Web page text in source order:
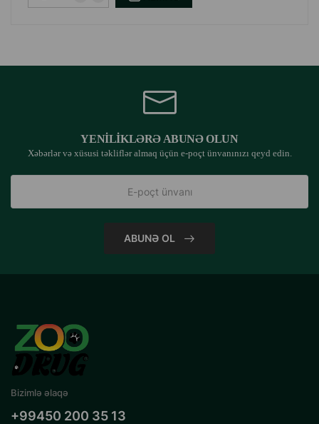
YENILIKLƏRƏ ABUNƏ OLUN
Xəbərlər və xüsusi təkliflər almaq üçün e-poçt ünvanınızı qeyd edin.
ABUNƏ OL
Bizimlə əlaqə
+99450 200 35 13